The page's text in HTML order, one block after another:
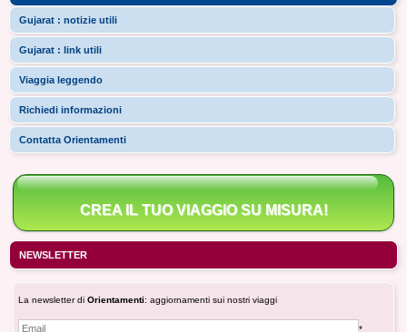
Gujarat : notizie utili
Gujarat : link utili
Viaggia leggendo
Richiedi informazioni
Contatta Orientamenti
CREA IL TUO VIAGGIO SU MISURA!
NEWSLETTER
La newsletter di Orientamenti: aggiornamenti sui nostri viaggi
*